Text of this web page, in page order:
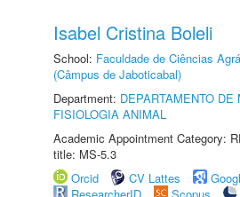
Isabel Cristina Boleli
School: Faculdade de Ciências
(Câmpus de Jaboticabal)
Department: DEPARTAMENTO DE
FISIOLOGIA ANIMAL
Academic Appointment Category:
title: MS-5.3
Orcid
CV Lattes